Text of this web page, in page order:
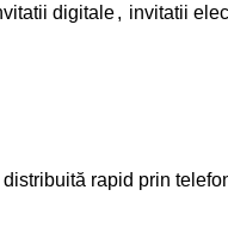
digitale, invitatii
rapid prin